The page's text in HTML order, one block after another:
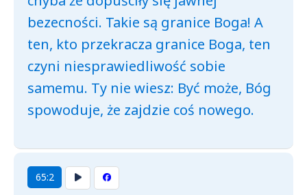
bezecności. Takie są granice Boga! A
ten, kto przekracza granice Boga, ten
czyni niesprawiedliwość sobie
samemu. Ty nie wiesz: Być może, Bóg
spowoduje, że zajdzie coś nowego.
65:2